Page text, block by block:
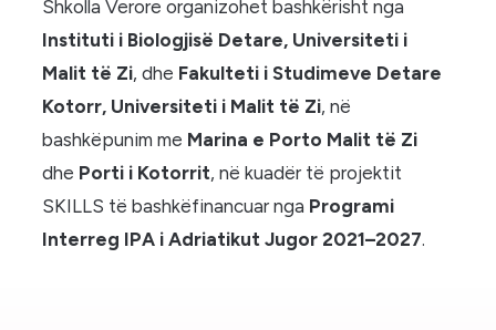
Shkolla Verore organizohet bashkërisht nga
Instituti i Biologjisë Detare, Universiteti i
Malit të Zi, dhe Fakulteti i Studimeve Detare
Kotorr, Universiteti i Malit të Zi, në
bashkëpunim me Marina e Porto Malit të Zi
dhe Porti i Kotorrit, në kuadër të projektit
SKILLS të bashkëfinancuar nga Programi
Interreg IPA i Adriatikut Jugor 2021–2027.